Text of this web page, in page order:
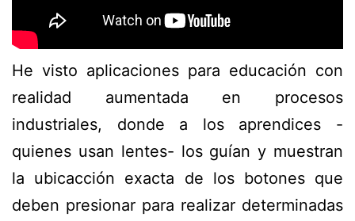
He visto aplicaciones para educación con
realidad aumentada en procesos
industriales, donde a los aprendices -
quienes usan lentes- los guían y muestran
la ubicacción exacta de los botones que
deben presionar para realizar determinadas